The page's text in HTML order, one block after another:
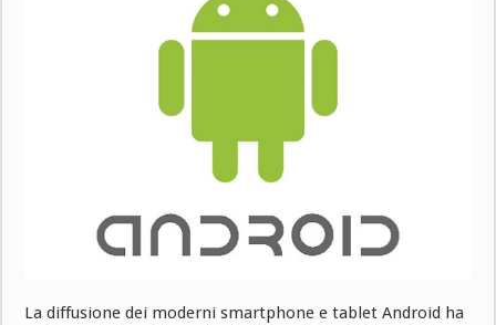
La diffusione dei moderni smartphone e tablet Android ha